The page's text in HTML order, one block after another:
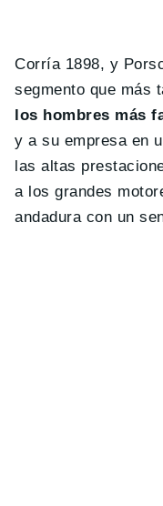
Corría 1898, y
segmento que más
los hombres más
y a su empresa en
las altas
a los grandes
andadura con un